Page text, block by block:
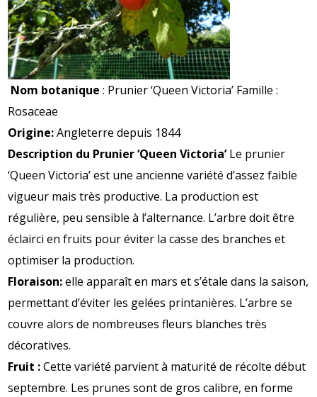
Nom botanique : Prunier ‘Queen Victoria’ Famille :
Rosaceae
Origine:Angleterre depuis 1844
Description du Prunier ‘Queen Victoria’Le prunier
‘Queen Victoria’ est une ancienne variété d’assez faible
vigueur mais très productive. La production est
régulière, peu sensible à l’alternance. L’arbre doit être
éclairci en fruits pour éviter la casse des branches et
optimiser la production.
Floraison:elle apparaît en mars et s’étale dans la saison,
permettant d’éviter les gelées printanières. L’arbre se
couvre alors de nombreuses fleurs blanches très
décoratives.
Fruit :Cette variété parvient à maturité de récolte début
septembre. Les prunes sont de gros calibre, en forme